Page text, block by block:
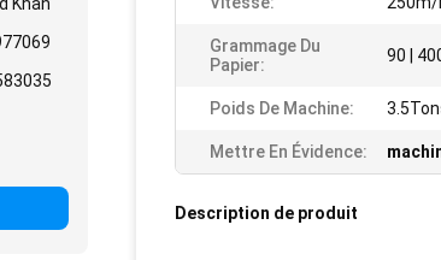
Grammage Du
Papier:
90 |
Poids De Machine:
Mettre En Évidence:
Description de produit